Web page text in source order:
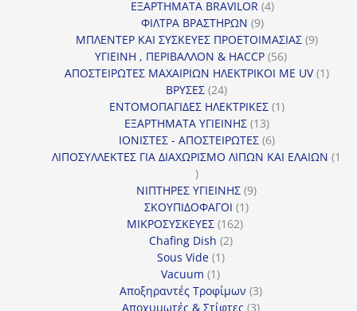
προϊόντα
ΕΞΑΡΤΗΜΑΤΑ BRAVILOR 44
ΦΙΛΤΡΑ ΒΡΑΣΤΗΡΩΝ 99
προϊόντα
ΜΠΛΕΝΤΕΡ ΚΑΙ ΣΥΣΚΕΥΕΣ ΠΡΟΕΤΟΙΜΑΣΙΑΣ 99
ΥΓΙΕΙΝΗ , ΠΕΡΙΒΑΛΛΟΝ & HACCP 5656
προϊόντα
ΑΠΟΣΤΕΙΡΩΤΕΣ ΜΑΧΑΙΡΙΩΝ ΗΛΕΚΤΡΙΚΟΙ ΜΕ UV 11
ΒΡΥΣΕΣ 2424
προϊόντα
ΕΝΤΟΜΟΠΑΓΙΔΕΣ ΗΛΕΚΤΡΙΚΕΣ 11
ΕΞΑΡΤΗΜΑΤΑ ΥΓΙΕΙΝΗΣ 1313
προϊόντα
ΙΟΝΙΣΤΕΣ - ΑΠΟΣΤΕΙΡΩΤΕΣ 66
προϊόντα
ΛΙΠΟΣΥΛΛΕΚΤΕΣ ΓΙΑ ΔΙΑΧΩΡΙΣΜΟ ΛΙΠΩΝ ΚΑΙ ΕΛΑΙΩΝ 1
1
προϊόν
ΝΙΠΤΗΡΕΣ ΥΓΙΕΙΝΗΣ 99
ΣΚΟΥΠΙΔΟΦΑΓΟΙ 11
ΜΙΚΡΟΣΥΣΚΕΥΕΣ 162162
Chafing Dish 22
Sous Vide 11
Vacuum 11
προϊόν
Αποξηραντές Τροφίμων 33
προϊόντα
Αποχυμωτές & Στίφτες 33